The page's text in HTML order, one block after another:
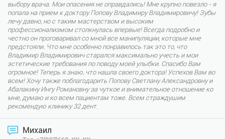
выбору врача. Мои опасения не оправдались! Мне крупно повезло - я
попала на прием к доктору Попову Владимиру Владимировичу! Зубы
лечу давно, но с таким мастерством и высоким
профессионализмом столкнулась впервые! Всегда подробно и
честно он проговаривал со мной все манипуляции, которые мне
предстояли. Что мне особенно понравилось так это то, что
Владимир Владимирович старался максимально учесть и мои
эстетические требования по поводу моей улыбки. Спасибо Вам
огромное! Теперь я знаю, что нашла своего доктора! Успехов Вам во
всем! Хочу также поблагодарить Попову Светлану Александровну и
Абалакину Ингу Романовну за чуткое и внимательное отношение ко
мне, думаю и ко всем пациентам тоже. Всем страждущим
рекомендую клинику 32 дент.
Михаил